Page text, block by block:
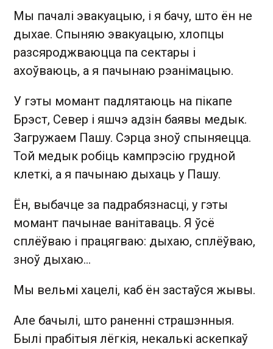
Мы пачалі эвакуацыю, і я бачу, што ён не
дыхае. Спыняю эвакуацыю, хлопцы
разсяроджваюцца па сектары і
ахоўваюць, а я пачынаю рэанімацыю.
У гэты момант падлятаюць на пікапе
Брэст, Север і яшчэ адзін баявы медык.
Загружаем Пашу. Сэрца зноў спыняецца.
Той медык робіць кампрэсію грудной
клеткі, а я пачынаю дыхаць у Пашу.
Ён, выбачце за падрабязнасці, у гэты
момант пачынае ванітаваць. Я ўсё
сплёўваю і працягваю: дыхаю, сплёўваю,
зноў дыхаю...
Мы вельмі хацелі, каб ён застаўся жывы.
Але бачылі, што раненні страшэнныя.
Былі прабітыя лёгкія, некалькі аскепкаў